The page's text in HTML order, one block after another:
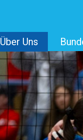
Über Uns